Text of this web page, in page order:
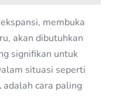
membuka
akan dibutuhkan
signifikan untuk
situasi seperti
adalah cara paling